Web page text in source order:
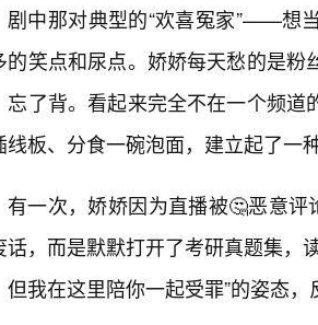
剧中那对典型的“欢喜冤家”——想
的笑点和尿点。娇娇每天愁的是
忘了背。看起来完全不在一个频
线板、分食一碗泡面，建立起了一
有一次，娇娇因为直播被🤔恶意评
话，而是默默打开了考研真题集，
但我在这里陪你一起受罪”的姿态